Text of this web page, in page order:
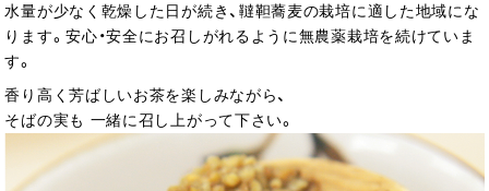
水量が少なく乾燥した日が続き、韃靼蕎麦の栽培に適した地域にな
ります。安心・安全にお召しがれるように無農薬栽培を続けていま
す。
香り高く芳ばしいお茶を楽しみながら、
そばの実も 一緒に召し上がって下さい。